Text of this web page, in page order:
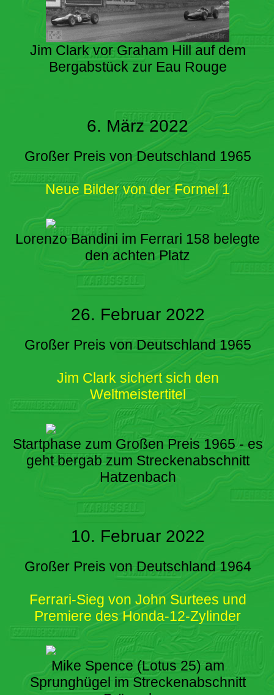
Jim Clark vor Graham Hill auf dem
Bergabstück zur Eau Rouge
6. März 2022
Großer Preis von Deutschland 1965
Neue Bilder von der Formel 1
Lorenzo Bandini im Ferrari 158 belegte
den achten Platz
26. Februar 2022
Großer Preis von Deutschland 1965
Jim Clark sichert sich den
Weltmeistertitel
Startphase zum Großen Preis 1965 - es
geht bergab zum Streckenabschnitt
Hatzenbach
10. Februar 2022
Großer Preis von Deutschland 1964
Ferrari-Sieg von John Surtees und
Premiere des Honda-12-Zylinder
Mike Spence (Lotus 25) am
Sprunghügel im Streckenabschnitt